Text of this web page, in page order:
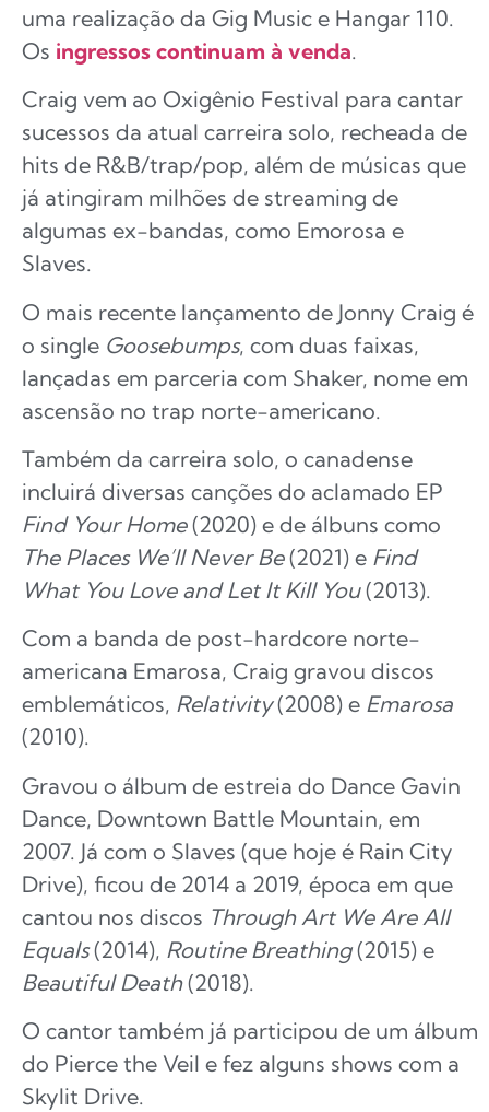
uma realização da Gig Music e Hangar 110.
Os ingressos continuam à venda.
Craig vem ao Oxigênio Festival para cantar
sucessos da atual carreira solo, recheada de
hits de R&B/trap/pop, além de músicas que
já atingiram milhões de streaming de
algumas ex-bandas, como Emorosa e
Slaves.
O mais recente lançamento de Jonny Craig é
o single Goosebumps, com duas faixas,
lançadas em parceria com Shaker, nome em
ascensão no trap norte-americano.
Também da carreira solo, o canadense
incluirá diversas canções do aclamado EP
Find Your Home(2020) e de álbuns como
The Places We’ll Never Be(2021) e Find
What You Love and Let It Kill You(2013).
Com a banda de post-hardcore norte-
americana Emarosa, Craig gravou discos
emblemáticos, Relativity(2008) e Emarosa
(2010).
Gravou o álbum de estreia do Dance Gavin
Dance, Downtown Battle Mountain, em
2007. Já com o Slaves (que hoje é Rain City
Drive), ficou de 2014 a 2019, época em que
cantou nos discos Through Art We Are All
Equals(2014), Routine Breathing(2015) e
Beautiful Death(2018).
O cantor também já participou de um álbum
do Pierce the Veil e fez alguns shows com a
Skylit Drive.